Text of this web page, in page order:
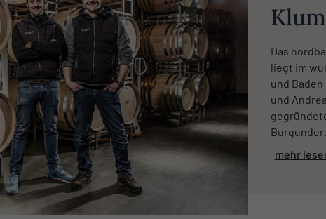
Das
liegt im
und
und
mehr